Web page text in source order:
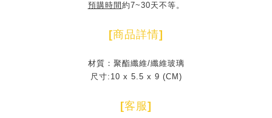
預購時間 約7~30天不等。
[商品詳情]
材質：聚酯纖維/纖維玻璃
尺寸:10 x 5.5 x 9 (CM)
[客服]